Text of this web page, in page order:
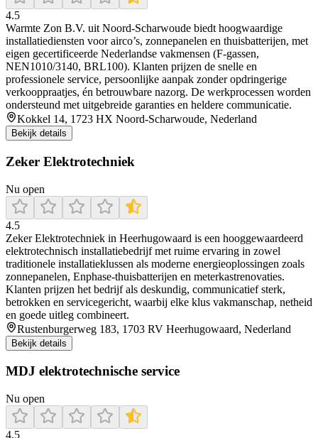
4.5
Warmte Zon B.V. uit Noord‑Scharwoude biedt hoogwaardige
installatiediensten voor airco’s, zonnepanelen en thuisbatterijen, met
eigen gecertificeerde Nederlandse vakmensen (F-gassen,
NEN1010/3140, BRL100). Klanten prijzen de snelle en
professionele service, persoonlijke aanpak zonder opdringerige
verkooppraatjes, én betrouwbare nazorg. De werkprocessen worden
ondersteund met uitgebreide garanties en heldere communicatie.
Kokkel 14, 1723 HX Noord-Scharwoude, Nederland
Bekijk details
Zeker Elektrotechniek
Nu open
4.5
Zeker Elektrotechniek in Heerhugowaard is een hooggewaardeerd
elektrotechnisch installatiebedrijf met ruime ervaring in zowel
traditionele installatieklussen als moderne energieoplossingen zoals
zonnepanelen, Enphase-thuisbatterijen en meterkastrenovaties.
Klanten prijzen het bedrijf als deskundig, communicatief sterk,
betrokken en servicegericht, waarbij elke klus vakmanschap, netheid
en goede uitleg combineert.
Rustenburgerweg 183, 1703 RV Heerhugowaard, Nederland
Bekijk details
MDJ elektrotechnische service
Nu open
4.5